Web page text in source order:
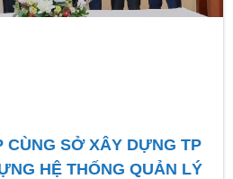
CÙNG SỞ XÂY DỰNG TP
HỆ THỐNG QUẢN LÝ